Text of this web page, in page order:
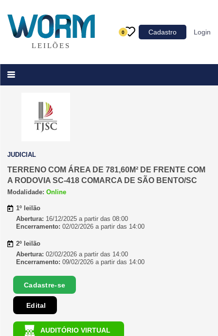
0 Cadastro Login
Categoria
Acessórios para Veículos
JUDICIAL
TERRENO COM ÁREA DE 781,60M² DE FRENTE COM
A RODOVIA SC-418 COMARCA DE SÃO BENTO/SC
Modalidade: Online
1º leilão
Abertura: 16/12/2025 a partir das 08:00
Encerramento: 02/02/2026 a partir das 14:00
2º leilão
Abertura: 02/02/2026 a partir das 14:00
Encerramento: 09/02/2026 a partir das 14:00
Cadastre-se
Edital
AUDITÓRIO VIRTUAL